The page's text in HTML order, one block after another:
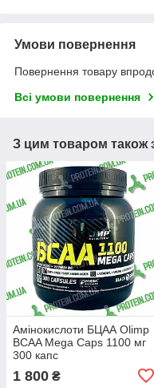
Умови повернення
Повернення товару
Всі умови повернення
З цим товаром також
Амінокислоти БЦАА Olimp
BCAA Mega Caps 1100 мг
300 капс
1 800 ₴